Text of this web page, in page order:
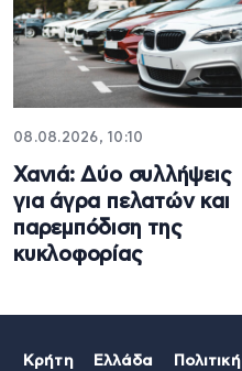
08.08.2026, 10:10
Χανιά: Δύο συλλήψεις
για άγρα πελατών και
παρεμπόδιση της
κυκλοφορίας
Κρήτη Ελλάδα Πολιτική